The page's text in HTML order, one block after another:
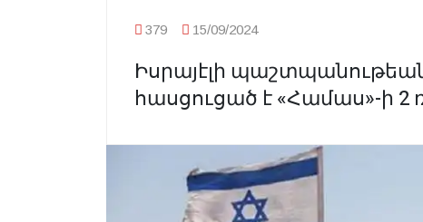
379 15/09/2024
Իսրայէլի
հասցուցած է «Համաս»-ի